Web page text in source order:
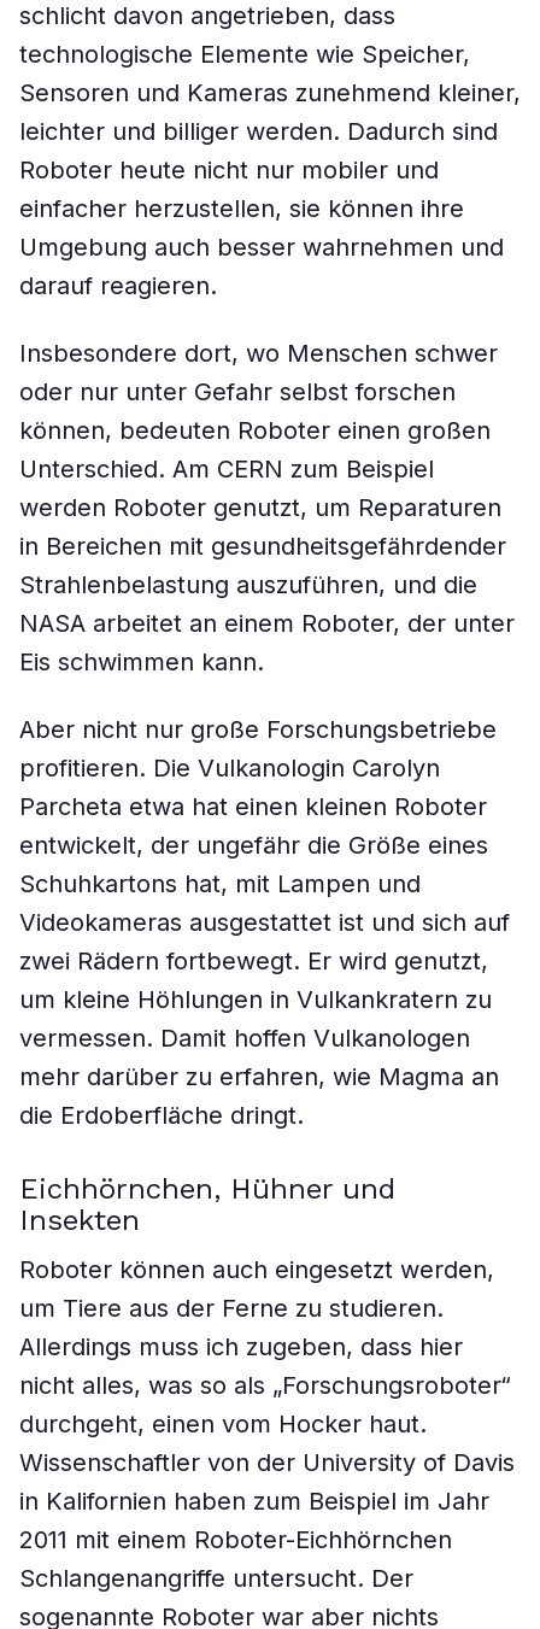
schlicht davon angetrieben, dass
technologische Elemente wie Speicher,
Sensoren und Kameras zunehmend kleiner,
leichter und billiger werden. Dadurch sind
Roboter heute nicht nur mobiler und
einfacher herzustellen, sie können ihre
Umgebung auch besser wahrnehmen und
darauf reagieren.
Insbesondere dort, wo Menschen schwer
oder nur unter Gefahr selbst forschen
können, bedeuten Roboter einen großen
Unterschied. Am CERN zum Beispiel
werden Roboter genutzt, um Reparaturen
in Bereichen mit gesundheitsgefährdender
Strahlenbelastung auszuführen, und die
NASA arbeitet an einem Roboter, der unter
Eis schwimmen kann.
Aber nicht nur große Forschungsbetriebe
profitieren. Die Vulkanologin Carolyn
Parcheta etwa hat einen kleinen Roboter
entwickelt, der ungefähr die Größe eines
Schuhkartons hat, mit Lampen und
Videokameras ausgestattet ist und sich auf
zwei Rädern fortbewegt. Er wird genutzt,
um kleine Höhlungen in Vulkankratern zu
vermessen. Damit hoffen Vulkanologen
mehr darüber zu erfahren, wie Magma an
die Erdoberfläche dringt.
Eichhörnchen, Hühner und
Insekten
Roboter können auch eingesetzt werden,
um Tiere aus der Ferne zu studieren.
Allerdings muss ich zugeben, dass hier
nicht alles, was so als „Forschungsroboter“
durchgeht, einen vom Hocker haut.
Wissenschaftler von der University of Davis
in Kalifornien haben zum Beispiel im Jahr
2011 mit einem Roboter-Eichhörnchen
Schlangenangriffe untersucht. Der
sogenannte Roboter war aber nichts